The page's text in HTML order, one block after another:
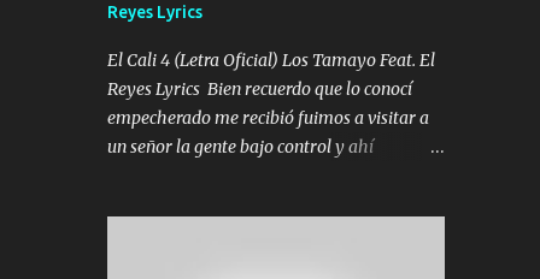
Tomense un buen trago Y así es como
empezamos los versos que voy cantando
(Music) A vido alta y bajas La carreta se
atora Pero nunca le aflojamos Ya me han
pasado cosas Y aunque ustedes no sepan
es...
Reyes Lyrics
El Cali 4 (Letra Oficial) Los Tamayo Feat. El
Reyes Lyrics Bien recuerdo que lo conocí
empecherado me recibió fuimos a visitar a
un señor la gente bajo control y ahí